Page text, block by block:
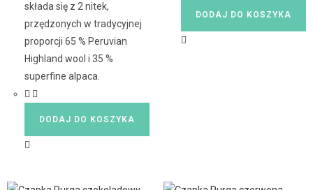
składa się z 2 nitek,
przędzonych w tradycyjnej
proporcji 65 % Peruvian
Highland wool i 35 %
superfine alpaca.
DODAJ DO KOSZYKA
DODAJ DO KOSZYKA